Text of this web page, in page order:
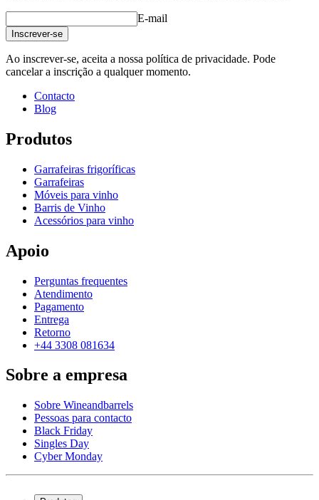
E-mail
Inscrever-se
Ao inscrever-se, aceita a nossa política de privacidade. Pode
cancelar a inscrição a qualquer momento.
Contacto
Blog
Produtos
Garrafeiras frigoríficas
Garrafeiras
Móveis para vinho
Barris de Vinho
Acessórios para vinho
Apoio
Perguntas frequentes
Atendimento
Pagamento
Entrega
Retorno
+44 3308 081634
Sobre a empresa
Sobre Wineandbarrels
Pessoas para contacto
Black Friday
Singles Day
Cyber Monday